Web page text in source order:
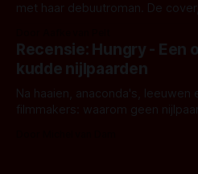
met haar debuutroman. De
achtergrond, belooft iets
iets ongrijpbaars. En dat maakt
waar.
Recensie: Hungry - Een
kudde nijlpaarden
Na haaien, anaconda's,
filmmakers: waarom geen